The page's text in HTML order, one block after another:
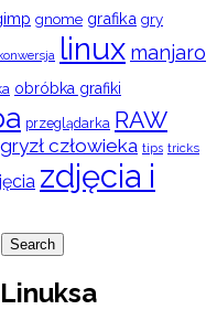
gnome grafika gry
linux manjaro
obróbka grafiki
przeglądarka RAW
człowieka tips tricks
zdjęcia i
Search